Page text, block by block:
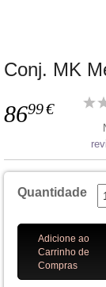
Conj. MK
8699€
Quantidade
Adicione ao
Carrinho de
Compras